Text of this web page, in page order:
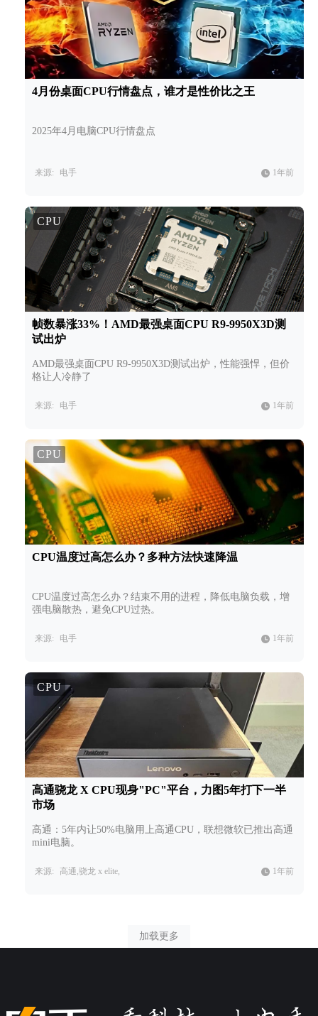
4月份桌面CPU行情盘点，谁才是性价比之王
2025年4月电脑CPU行情盘点
来源: 电手 1年前
CPU
帧数暴涨33%！AMD最强桌面CPU R9-9950X3D测
试出炉
AMD最强桌面CPU R9-9950X3D测试出炉，性能强悍，但价
格让人冷静了
来源: 电手 1年前
CPU
CPU温度过高怎么办？多种方法快速降温
CPU温度过高怎么办？结束不用的进程，降低电脑负载，增
强电脑散热，避免CPU过热。
来源: 电手 1年前
CPU
高通骁龙 X CPU现身"PC"平台，力图5年打下一半
市场
高通：5年内让50%电脑用上高通CPU，联想微软已推出高通
mini电脑。
来源: 高通,骁龙 x elite, 1年前
加载更多